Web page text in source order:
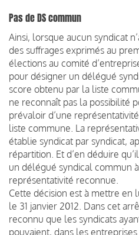
Pas de DS commun
Ainsi, lorsque aucun syndicat
des suffrages exprimés au
élections au comité
pour désigner un délégué
score obtenu par la liste
ne reconnaît pas la possibilité
prévaloir d’une
liste commune. La
établie syndicat par syndicat,
répartition. Et d’en déduire
un délégué syndical commun
représentativité reconnue.
Cette décision est à mettre
le 31 janvier 2012. Dans cet
reconnu que les syndicats
pouvaient, dans les